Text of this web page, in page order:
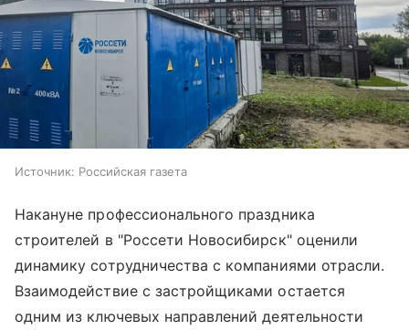
Источник: Российская газета
Накануне профессионального праздника
строителей в "Россети Новосибирск" оценили
динамику сотрудничества с компаниями отрасли.
Взаимодействие с застройщиками остается
одним из ключевых направлений деятельности